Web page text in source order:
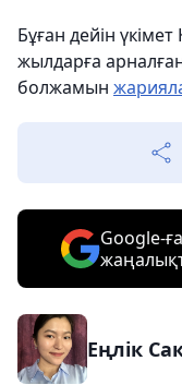
Бұған дейін
жылдарға
болжамын
Google-
Еңлік